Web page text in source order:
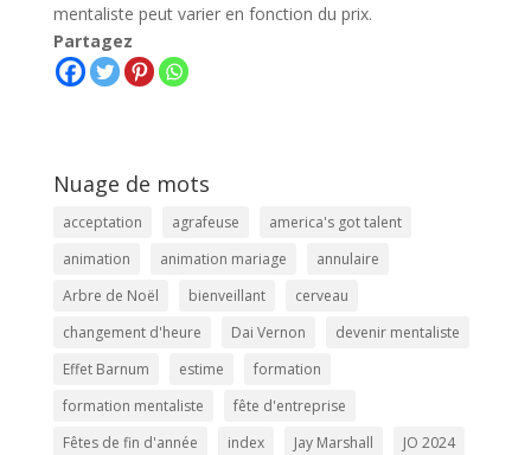
mentaliste peut varier en fonction du prix.
Partagez
Nuage de mots
acceptation agrafeuse
america's got talent
animation
animation mariage
annulaire
Arbre de Noël
bienveillant
cerveau
changement d'heure
Dai Vernon
devenir mentaliste
Effet Barnum
estime
formation
formation mentaliste
fête d'entreprise
Fêtes de fin d'année
index Jay Marshall
JO 2024